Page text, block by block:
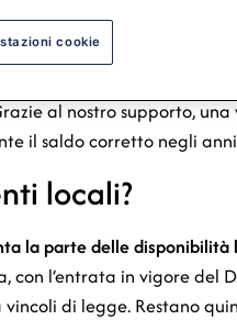
una sana
e gestione cassa vincolata
al nostro supporto,
il saldo corretto negli
locali?
la parte delle
l’entrata in vigore del
di legge. Restano
cookie